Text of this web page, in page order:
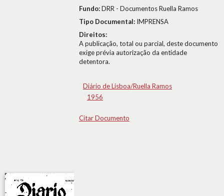
Fundo:DRR - Documentos Ruella Ramos
Tipo Documental: IMPRENSA
Direitos:
A publicação, total ou parcial, deste documento
exige prévia autorização da entidade
detentora.
Diário de Lisboa/Ruella Ramos
1956
Citar Documento